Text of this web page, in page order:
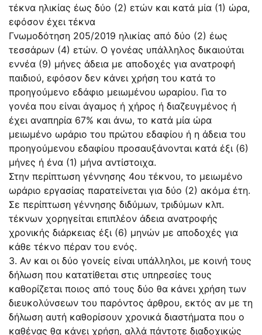
τέκνα ηλικίας έως δύο (2) ετών και κατά μία (1) ώρα,
εφόσον έχει τέκνα
Γνωμοδότηση 205/2019 ηλικίας από δύο (2) έως
τεσσάρων (4) ετών. Ο γονέας υπάλληλος δικαιούται
εννέα (9) μήνες άδεια με αποδοχές για ανατροφή
παιδιού, εφόσον δεν κάνει χρήση του κατά το
προηγούμενο εδάφιο μειωμένου ωραρίου. Για το
γονέα που είναι άγαμος ή χήρος ή διαζευγμένος ή
έχει αναπηρία 67% και άνω, το κατά μία ώρα
μειωμένο ωράριο του πρώτου εδαφίου ή η άδεια του
προηγούμενου εδαφίου προσαυξάνονται κατά έξι (6)
μήνες ή ένα (1) μήνα αντίστοιχα.
Στην περίπτωση γέννησης 4ου τέκνου, το μειωμένο
ωράριο εργασίας παρατείνεται για δύο (2) ακόμα έτη.
Σε περίπτωση γέννησης διδύμων, τριδύμων κλπ.
τέκνων χορηγείται επιπλέον άδεια ανατροφής
χρονικής διάρκειας έξι (6) μηνών με αποδοχές για
κάθε τέκνο πέραν του ενός.
3. Αν και οι δύο γονείς είναι υπάλληλοι, με κοινή τους
δήλωση που κατατίθεται στις υπηρεσίες τους
καθορίζεται ποιος από τους δύο θα κάνει χρήση των
διευκολύνσεων του παρόντος άρθρου, εκτός αν με τη
δήλωση αυτή καθορίσουν χρονικά διαστήματα που ο
καθένας θα κάνει χρήση, αλλά πάντοτε διαδοχικώς